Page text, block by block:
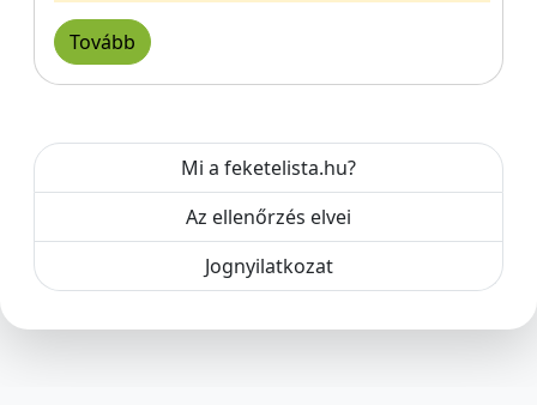
Tovább
Mi a feketelista.hu?
Az ellenőrzés elvei
Jognyilatkozat